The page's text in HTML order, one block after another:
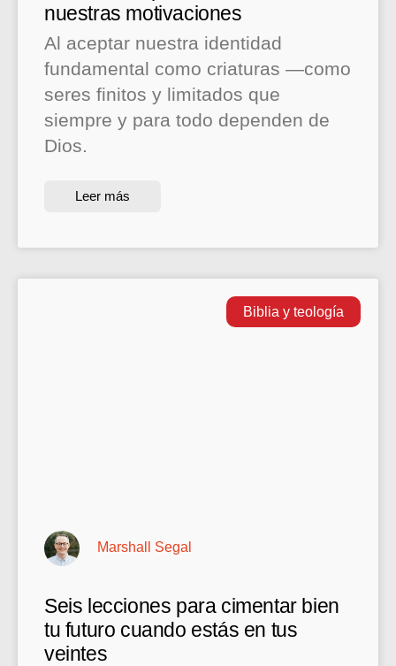
nuestras motivaciones
Al aceptar nuestra identidad
fundamental como criaturas —como
seres finitos y limitados que
siempre y para todo dependen de
Dios.
Leer más
Biblia y teología
Seis lecciones para cimentar bien
tu futuro cuando estás en tus
veintes
Marshall Segal